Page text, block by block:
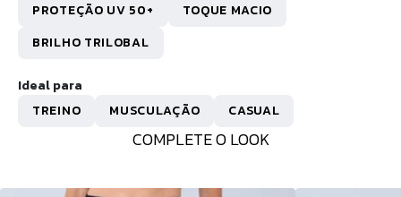
COMPLETE O LOOK
PROTEÇÃO UV 50+
TOQUE MACIO
BRILHO TRILOBAL
Ideal para
TREINO
MUSCULAÇÃO CASUAL